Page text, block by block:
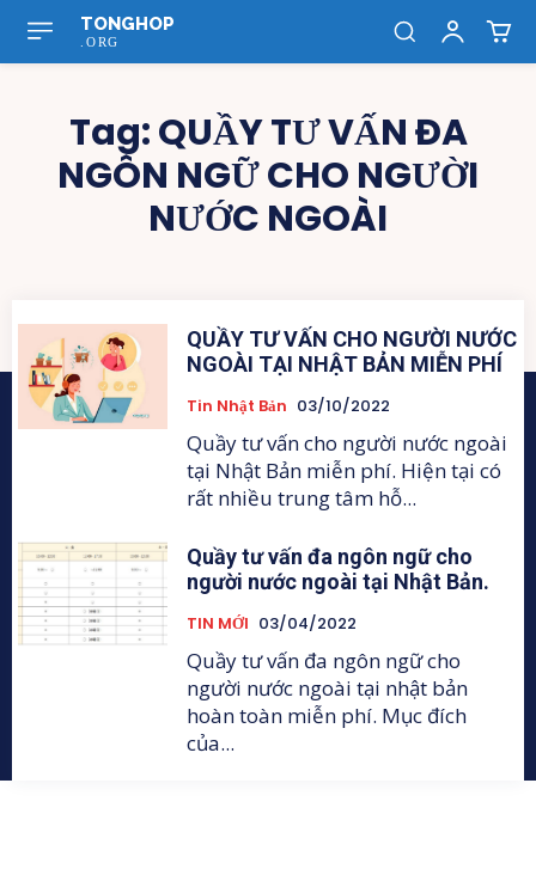
TONGHOP
.ORG
Tag:QUẦY TƯ VẤN ĐA
NGÔN NGỮ CHO NGƯỜI
NƯỚC NGOÀI
QUẦY TƯ VẤN CHO NGƯỜI NƯỚC
NGOÀI TẠI NHẬT BẢN MIỄN PHÍ
Tin Nhật Bản 03/10/2022
Quầy tư vấn cho người nước ngoài
tại Nhật Bản miễn phí. Hiện tại có
rất nhiều trung tâm hỗ...
Quầy tư vấn đa ngôn ngữ cho
người nước ngoài tại Nhật Bản.
TIN MỚI 03/04/2022
Quầy tư vấn đa ngôn ngữ cho
người nước ngoài tại nhật bản
hoàn toàn miễn phí. Mục đích
của...